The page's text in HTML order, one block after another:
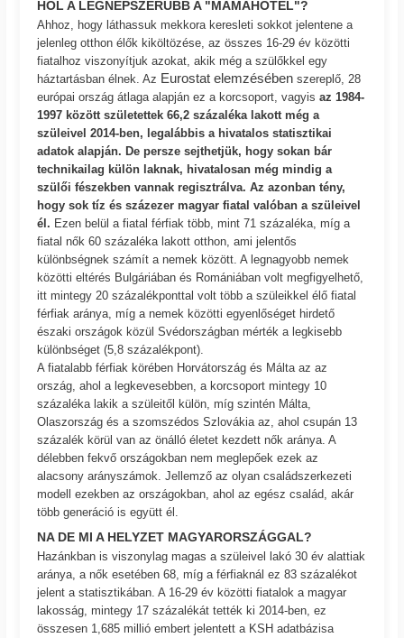
HOL A LEGNÉPSZERŰBB A "MAMAHOTEL"?
Ahhoz, hogy láthassuk mekkora keresleti sokkot jelentene a
jelenleg otthon élők kiköltözése, az összes 16-29 év közötti
fiatalhoz viszonyítjuk azokat, akik még a szülőkkel egy
háztartásban élnek. Az Eurostat elemzésében szereplő, 28
európai ország átlaga alapján ez a korcsoport, vagyisaz 1984-
1997 között születettek 66,2 százaléka lakott még a
szüleivel 2014-ben, legalábbis a hivatalos statisztikai
adatok alapján. De persze sejthetjük, hogy sokan bár
technikailag külön laknak, hivatalosan még mindig a
szülői fészekben vannak regisztrálva. Az azonban tény,
hogy sok tíz és százezer magyar fiatal valóban a szüleivel
él. Ezen belül a fiatal férfiak több, mint 71 százaléka, míg a
fiatal nők 60 százaléka lakott otthon, ami jelentős
különbségnek számít a nemek között. A legnagyobb nemek
közötti eltérés Bulgáriában és Romániában volt megfigyelhető,
itt mintegy 20 százalékponttal volt több a szüleikkel élő fiatal
férfiak aránya, míg a nemek közötti egyenlőséget hirdető
északi országok közül Svédországban mérték a legkisebb
különbséget (5,8 százalékpont).
A fiatalabb férfiak körében Horvátország és Málta az az
ország, ahol a legkevesebben, a korcsoport mintegy 10
százaléka lakik a szüleitől külön, míg szintén Málta,
Olaszország és a szomszédos Szlovákia az, ahol csupán 13
százalék körül van az önálló életet kezdett nők aránya. A
délebben fekvő országokban nem meglepőek ezek az
alacsony arányszámok. Jellemző az olyan családszerkezeti
modell ezekben az országokban, ahol az egész család, akár
több generáció is együtt él.
NA DE MI A HELYZET MAGYARORSZÁGGAL?
Hazánkban is viszonylag magas a szüleivel lakó 30 év alattiak
aránya, a nők esetében 68, míg a férfiaknál ez 83 százalékot
jelent a statisztikában. A 16-29 év közötti fiatalok a magyar
lakosság, mintegy 17 százalékát tették ki 2014-ben, ez
összesen 1,685 millió embert jelentett a KSH adatbázisa